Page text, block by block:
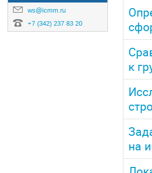
ws@icmm.ru
+7 (342) 237 83 20
к
на